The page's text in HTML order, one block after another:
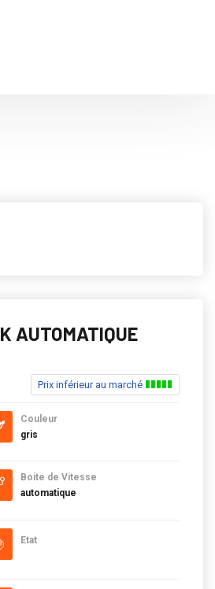
AUTOMATIQUE
Prix inférieur au marché
Couleur
gris
Boite de Vitesse
automatique
Etat